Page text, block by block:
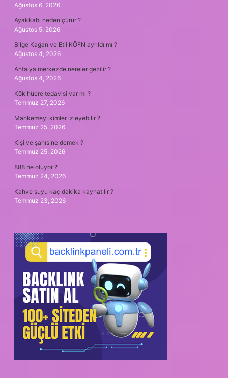
Ağustos 6, 2026
Ayakkabı neden çürür ?
Ağustos 5, 2026
Bilge Kağan ve Etil KÖFN ayrıldı mı ?
Ağustos 4, 2026
Antalya merkezde nereler gezilir ?
Ağustos 4, 2026
Kök hücre tedavisi var mı ?
Temmuz 27, 2026
Mahkemeyi kimler izleyebilir ?
Temmuz 25, 2026
Kişi ve şahıs ne demek ?
Temmuz 25, 2026
888 ne oluyor ?
Temmuz 24, 2026
Kahve suyu kaç dakika kaynatılır ?
Temmuz 23, 2026